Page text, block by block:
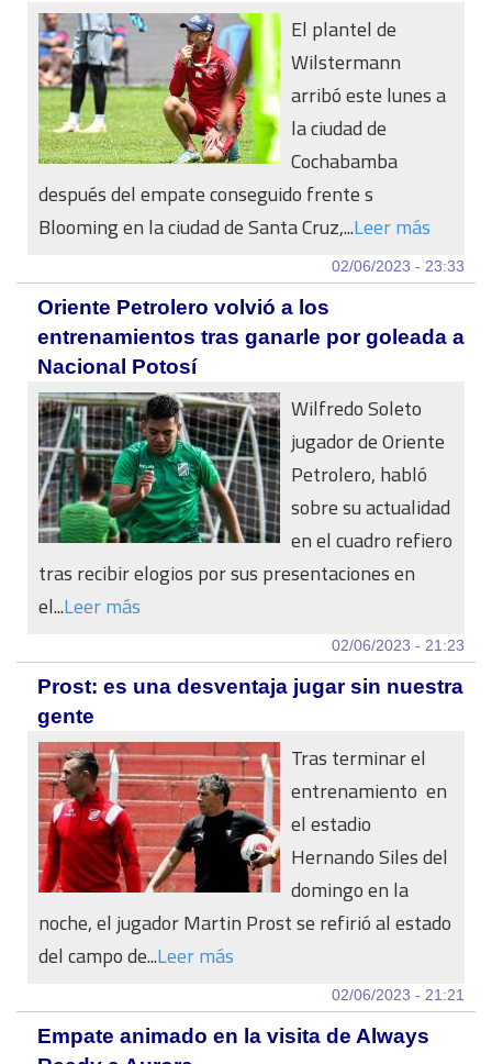
El plantel de
Wilstermann
arribó este lunes a
la ciudad de
Cochabamba
después del empate conseguido frente s
Blooming en la ciudad de Santa Cruz,...Leer más
02/06/2023 - 23:33
Oriente Petrolero volvió a los
entrenamientos tras ganarle por goleada a
Nacional Potosí
Wilfredo Soleto
jugador de Oriente
Petrolero, habló
sobre su actualidad
en el cuadro refiero
tras recibir elogios por sus presentaciones en
el...Leer más
02/06/2023 - 21:23
Prost: es una desventaja jugar sin nuestra
gente
Tras terminar el
entrenamiento en
el estadio
Hernando Siles del
domingo en la
noche, el jugador Martin Prost se refirió al estado
del campo de...Leer más
02/06/2023 - 21:21
Empate animado en la visita de Always